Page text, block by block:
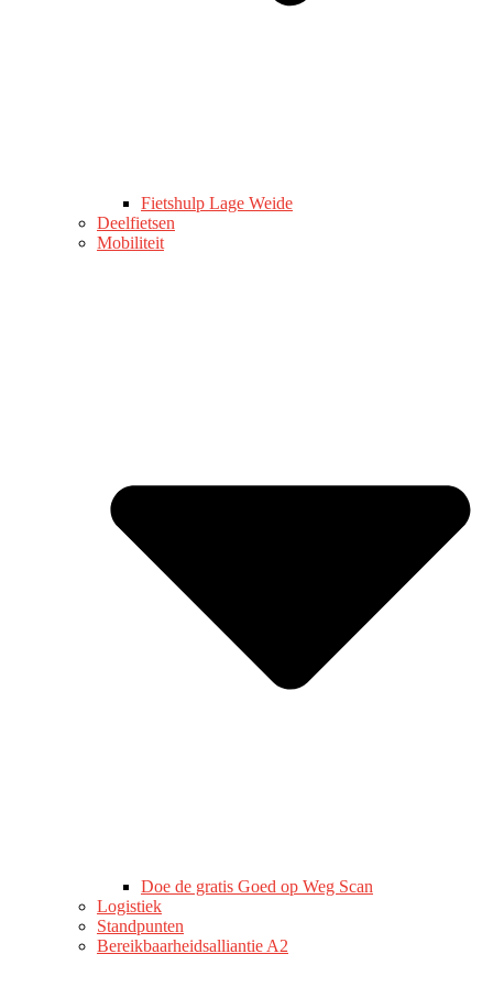
Fietshulp Lage Weide
Deelfietsen
Mobiliteit
Doe de gratis Goed op Weg Scan
Logistiek
Standpunten
Bereikbaarheidsalliantie A2